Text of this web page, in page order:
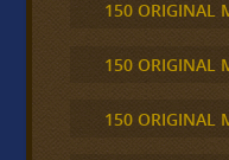
150 ORIGINAL
150 ORIGINAL
150 ORIGINAL